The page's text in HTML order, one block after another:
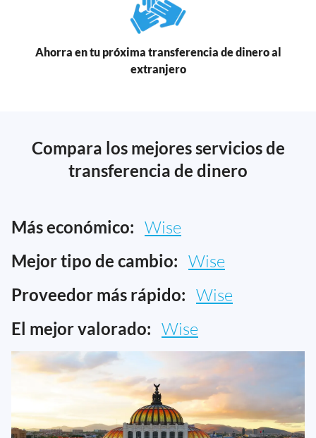
Ahorra en tu próxima transferencia de dinero al
extranjero
Compara los mejores servicios de
transferencia de dinero
Más económico: Wise
Mejor tipo de cambio: Wise
Proveedor más rápido: Wise
El mejor valorado: Wise